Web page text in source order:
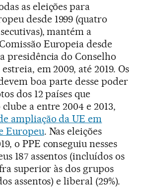
as eleições para
desde 1999 (quatro
mantém a
Europeia desde
presidência do Conselho
em 2009, até 2019. Os
boa parte desse poder
dos 12 países que
a entre 2004 e 2013,
ampliação da UE em
Europeu. Nas eleições
o PPE conseguiu nesses
187 assentos (incluídos os
superior às dos grupos
assentos) e liberal (29%).